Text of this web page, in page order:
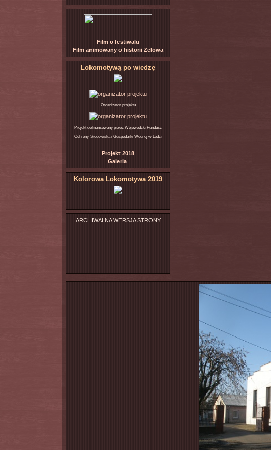
Film o festiwalu
Film animowany o historii Zelowa
Lokomotywą po wiedzę
Organizator projektu
Projekt dofinansowany przez Wojewódzki Fundusz
Ochrony Środowiska i Gospodarki Wodnej w Łodzi
Projekt 2018
Galeria
Kolorowa Lokomotywa 2019
ARCHIWALNA WERSJA STRONY